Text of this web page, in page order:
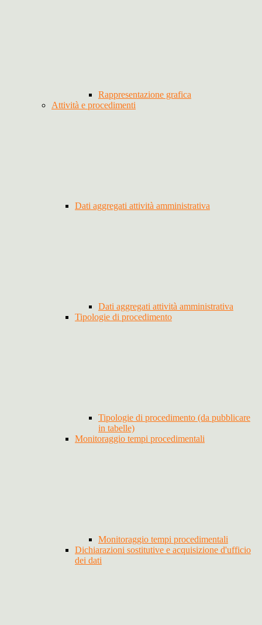
Rappresentazione grafica
Attività e procedimenti
Dati aggregati attività amministrativa
Dati aggregati attività amministrativa
Tipologie di procedimento
Tipologie di procedimento (da pubblicare
in tabelle)
Monitoraggio tempi procedimentali
Monitoraggio tempi procedimentali
Dichiarazioni sostitutive e acquisizione d'ufficio
dei dati